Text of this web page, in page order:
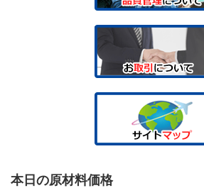
本日の原材料価格